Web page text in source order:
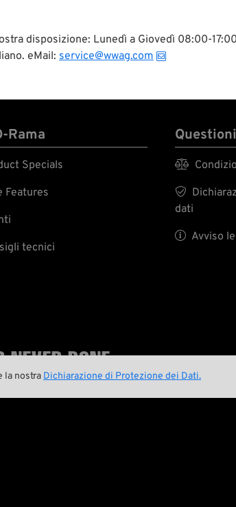
la nostra Dichiarazione di Protezione dei Dati.
disposizione: Lunedì a Giovedì 08:00-
eMail: service@wwag.com
Rama
Specials
Features
tecnici


dati
 Avviso
NEVER DONE